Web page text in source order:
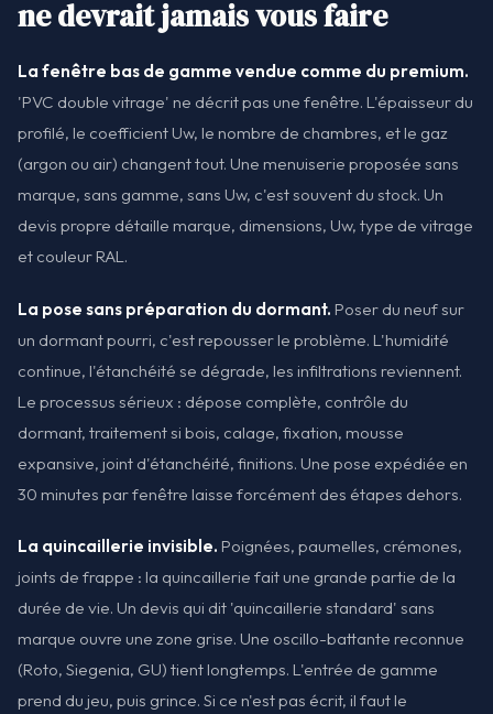
ne devrait jamais vous faire
La fenêtre bas de gamme vendue comme du premium.
'PVC double vitrage' ne décrit pas une fenêtre. L'épaisseur du
profilé, le coefficient Uw, le nombre de chambres, et le gaz
(argon ou air) changent tout. Une menuiserie proposée sans
marque, sans gamme, sans Uw, c'est souvent du stock. Un
devis propre détaille marque, dimensions, Uw, type de vitrage
et couleur RAL.
La pose sans préparation du dormant. Poser du neuf sur
un dormant pourri, c'est repousser le problème. L'humidité
continue, l'étanchéité se dégrade, les infiltrations reviennent.
Le processus sérieux : dépose complète, contrôle du
dormant, traitement si bois, calage, fixation, mousse
expansive, joint d'étanchéité, finitions. Une pose expédiée en
30 minutes par fenêtre laisse forcément des étapes dehors.
La quincaillerie invisible. Poignées, paumelles, crémones,
joints de frappe : la quincaillerie fait une grande partie de la
durée de vie. Un devis qui dit 'quincaillerie standard' sans
marque ouvre une zone grise. Une oscillo-battante reconnue
(Roto, Siegenia, GU) tient longtemps. L'entrée de gamme
prend du jeu, puis grince. Si ce n'est pas écrit, il faut le